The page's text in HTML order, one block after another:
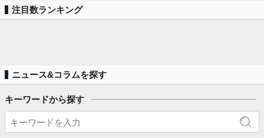
注目数ランキング
ニュース&コラムを探す
キーワードから探す